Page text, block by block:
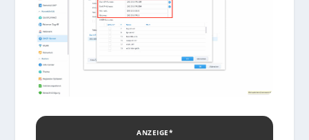
ANZEIGE*